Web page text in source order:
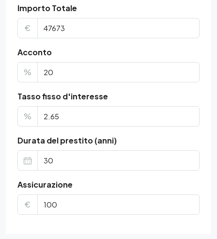
Importo Totale
€
Acconto
%
Tasso fisso d'interesse
%
Durata del prestito (anni)
Assicurazione
€